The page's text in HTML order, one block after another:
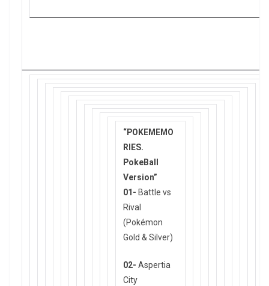
“POKEMEMO
RIES.
PokeBall
Version”
01- Battle vs
Rival
(Pokémon
Gold & Silver)
02- Aspertia
City